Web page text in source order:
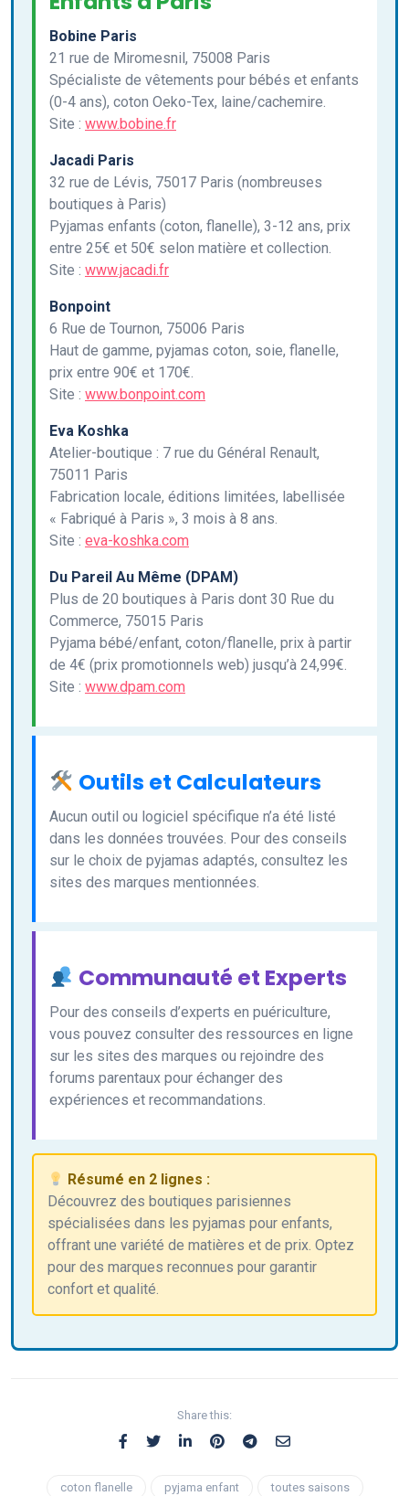
Bobine Paris
21 rue de Miromesnil, 75008 Paris
Spécialiste de vêtements pour bébés et enfants
(0-4 ans), coton Oeko-Tex, laine/cachemire.
Site : www.bobine.fr
Jacadi Paris
32 rue de Lévis, 75017 Paris (nombreuses
boutiques à Paris)
Pyjamas enfants (coton, flanelle), 3-12 ans, prix
entre 25€ et 50€ selon matière et collection.
Site : www.jacadi.fr
Bonpoint
6 Rue de Tournon, 75006 Paris
Haut de gamme, pyjamas coton, soie, flanelle,
prix entre 90€ et 170€.
Site : www.bonpoint.com
Eva Koshka
Atelier-boutique : 7 rue du Général Renault,
75011 Paris
Fabrication locale, éditions limitées, labellisée
« Fabriqué à Paris », 3 mois à 8 ans.
Site : eva-koshka.com
Du Pareil Au Même (DPAM)
Plus de 20 boutiques à Paris dont 30 Rue du
Commerce, 75015 Paris
Pyjama bébé/enfant, coton/flanelle, prix à partir
de 4€ (prix promotionnels web) jusqu’à 24,99€.
Site : www.dpam.com
Outils et Calculateurs
Aucun outil ou logiciel spécifique n’a été listé
dans les données trouvées. Pour des conseils
sur le choix de pyjamas adaptés, consultez les
sites des marques mentionnées.
Communauté et Experts
Pour des conseils d’experts en puériculture,
vous pouvez consulter des ressources en ligne
sur les sites des marques ou rejoindre des
forums parentaux pour échanger des
expériences et recommandations.
Résumé en 2 lignes :
Découvrez des boutiques parisiennes
spécialisées dans les pyjamas pour enfants,
offrant une variété de matières et de prix. Optez
pour des marques reconnues pour garantir
confort et qualité.
Share this:
coton flanelle pyjama enfant toutes saisons